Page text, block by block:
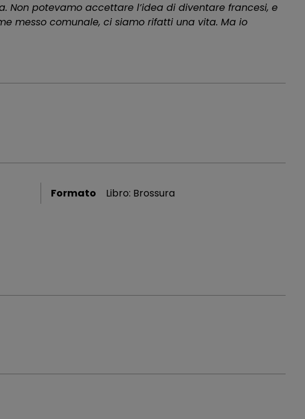
Non potevamo accettare l’idea di diventare francesi, e
messo comunale, ci siamo rifatti una vita. Ma io
Formato
Libro: Brossura